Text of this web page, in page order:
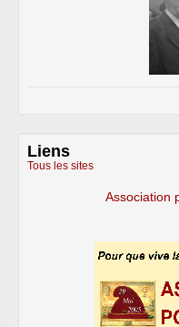
Liens
Tous les sites
Association